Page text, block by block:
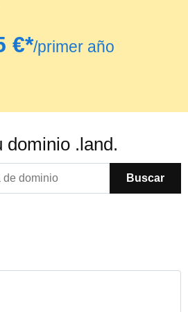
€*‬/primer año
dominio .land.
Buscar